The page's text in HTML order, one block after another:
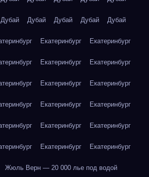
Дубай Дубай Дубай Дубай Дубай
Екатеринбург Екатеринбург
Екатеринбург Екатеринбург
Екатеринбург Екатеринбург
Екатеринбург Екатеринбург
Екатеринбург Екатеринбург
Екатеринбург Екатеринбург
Жюль Верн — 20 000 лье под водой